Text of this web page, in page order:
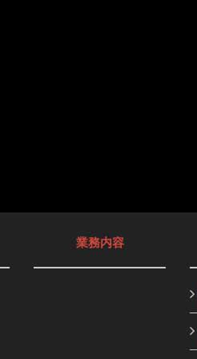
業務内容